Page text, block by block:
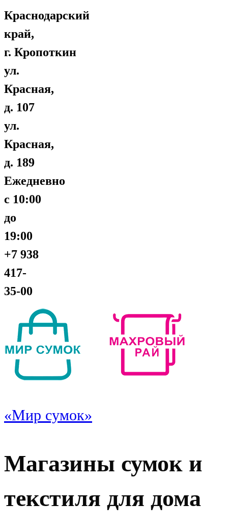
Краснодарский
край,
г. Кропоткин
ул.
Красная,
д. 107
ул.
Красная,
д. 189
Ежедневно
с 10:00
до
19:00
+7 938
417-
35-00
«Мир сумок»
Магазины сумок и
текстиля для дома